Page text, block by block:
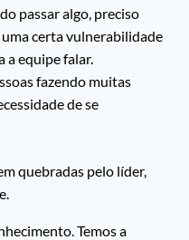
passar algo, preciso
certa vulnerabilidade
a equipe falar.
fazendo muitas
de se
quebradas pelo líder,
Temos a